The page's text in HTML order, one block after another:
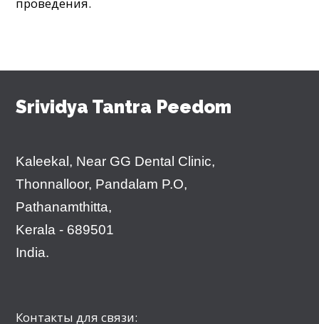
Srividya Tantra Peedom
Kaleekal, Near GG Dental Clinic,
Thonnalloor, Pandalam P.O,
Pathanamthitta,
Kerala - 689501
India.
Контакты для связи: